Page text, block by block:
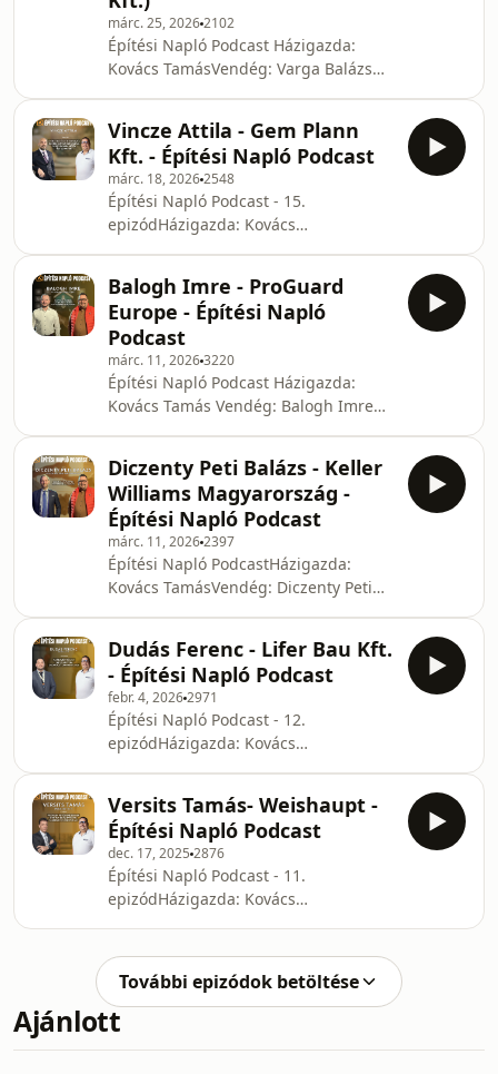
márc. 25, 20262102
Építési Napló Podcast Házigazda:
Kovács TamásVendég: Varga Balázs
Generálkivitelezés, azaz hogyan zajlik
egy családi ház építése, ha mi, mint
megrendelők egyetlen vállalkozóval
(Generálkivitelezővel) építettjük
otthonunkat vagyis, az üres telektől
egészen a beköltözésig egy kézben
van minden.Ezen kívül szó lesz a
Mobil pincékről, ami Magyarorsz
Vincze Attila - Gem Plann
Kft. - Építési Napló Podcast
márc. 18, 20262548
Építési Napló Podcast - 15.
epizódHázigazda: Kovács
az egyedi igényekre szabott
épületgépészeti tervezés, valamint
energetikai tervezés előnyeit vesszük
górcső alá. Vendégünk Vincze Attila, a
Gem Plann Kft. ügyvezetője.
Balogh Imre - ProGuard
Europe - Építési Napló
Podcast
márc. 11, 20263220
Építési Napló Podcast Házigazda:
Kovács Tamás Vendég: Balogh Imre
és értékeink, vagyontárgyaink
védelméről beszélgetünk és ezzel
kapcsolatosan kaphatnak tanácsokat,
valamint tippeket az érdeklődők.
Diczenty Peti Balázs - Keller
Williams Magyarország -
Építési Napló Podcast
márc. 11, 20262397
Építési Napló PodcastHázigazda:
Kovács TamásVendég: Diczenty Peti
epizódjának témája az
ingatlanközvetítés. Szembe állítjuk a
tévhiteket a valósággal.
Dudás Ferenc - Lifer Bau Kft.
- Építési Napló Podcast
febr. 4, 20262971
Építési Napló Podcast - 12.
epizódHázigazda: Kovács
Szárazépítészetről, gipszkartonozásról
és könnyűszerkezetes házakról fogunk
beszélgetni, és szóba kerül majd a az
idei Budapest - Bamakó Rally is,
melyen Dudás Ferenc is indul a 4x4
túra kategóriában.
Versits Tamás- Weishaupt -
Építési Napló Podcast
dec. 17, 2025 2876
Építési Napló Podcast - 11.
epizódHázigazda: Kovács
epizódjában A prémium fűtési
rendszerek piacát vesszük górcső alá,
szóba kerül majd a Parlament fűtési
rendszere is, mely egy igazán
További epizódok betöltése
Ajánlott